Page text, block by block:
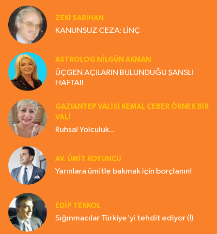
ZEKI SARIHAN
KANUNSUZ CEZA: LİNÇ
ASTROLOG NILGÜN AKMAN
ÜÇGEN AÇILARIN BULUNDUĞU ŞANSLI
HAFTA!!
GAZIANTEP VALISI KEMAL ÇEBER ÖRNEK BİR
VALİ
Ruhsal Yolculuk...
AV. ÜMIT KOYUNCU
Yarınlara ümitle bakmak için borçlanın!
EDIP TEKKOL
Sığınmacılar Türkiye'yi tehdit ediyor (!)